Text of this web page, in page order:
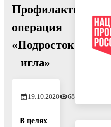
Профилактическая
операция
«Подросток
– игла»
19.10.2020 681
В целях